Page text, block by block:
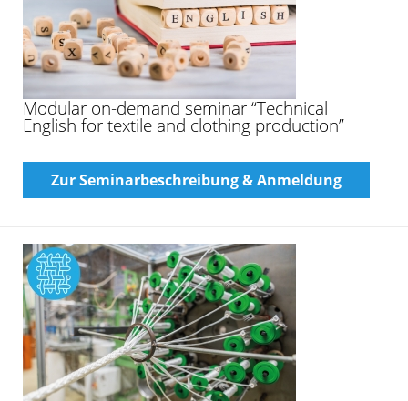
Modular on-demand seminar “Technical
English for textile and clothing production”
Zur Seminarbeschreibung & Anmeldung